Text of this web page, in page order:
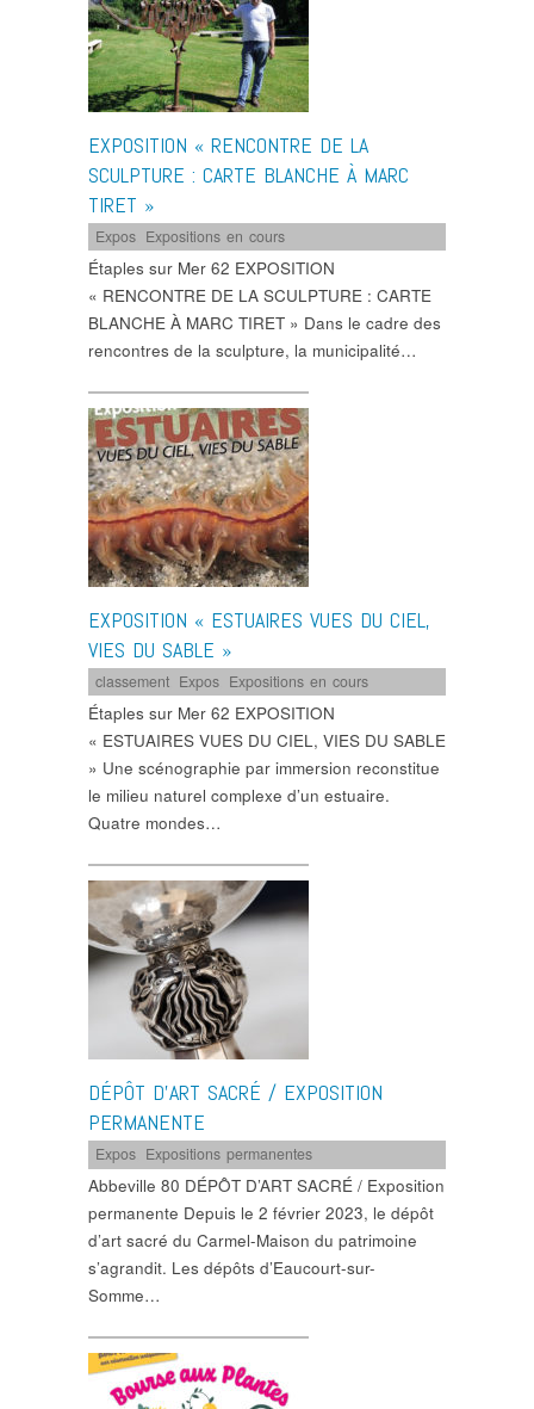
EXPOSITION « RENCONTRE DE LA
SCULPTURE : CARTE BLANCHE À MARC
TIRET »
Expos Expositions en cours
Étaples sur Mer 62 EXPOSITION
« RENCONTRE DE LA SCULPTURE : CARTE
BLANCHE À MARC TIRET » Dans le cadre des
rencontres de la sculpture, la municipalité…
EXPOSITION « ESTUAIRES VUES DU CIEL,
VIES DU SABLE »
classement Expos Expositions en cours
Étaples sur Mer 62 EXPOSITION
« ESTUAIRES VUES DU CIEL, VIES DU SABLE
» Une scénographie par immersion reconstitue
le milieu naturel complexe d’un estuaire.
Quatre mondes…
DÉPÔT D’ART SACRÉ / EXPOSITION
PERMANENTE
Expos Expositions permanentes
Abbeville 80 DÉPÔT D’ART SACRÉ / Exposition
permanente Depuis le 2 février 2023, le dépôt
d’art sacré du Carmel-Maison du patrimoine
s’agrandit. Les dépôts d’Eaucourt-sur-
Somme…